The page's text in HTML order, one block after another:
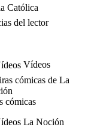
Católica
del lector
Vídeos
cómicas